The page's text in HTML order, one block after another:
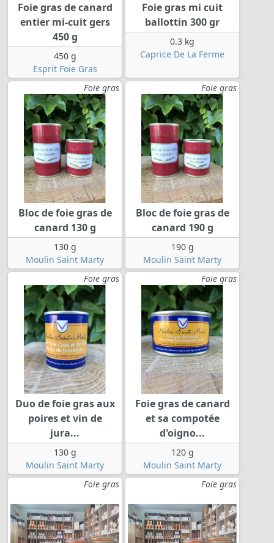
Foie gras de canard
entier mi-cuit gers
450 g
450 g
Esprit Foie Gras
Foie gras mi cuit
ballottin 300 gr
0.3 kg
Caprice De La Ferme
Foie gras
Bloc de foie gras de
canard 130 g
130 g
Moulin Saint Marty
Foie gras
Bloc de foie gras de
canard 190 g
190 g
Moulin Saint Marty
Foie gras
Duo de foie gras aux
poires et vin de
jura...
130 g
Moulin Saint Marty
Foie gras
Foie gras de canard
et sa compotée
d'oigno...
120 g
Moulin Saint Marty
Foie gras
Foie gras